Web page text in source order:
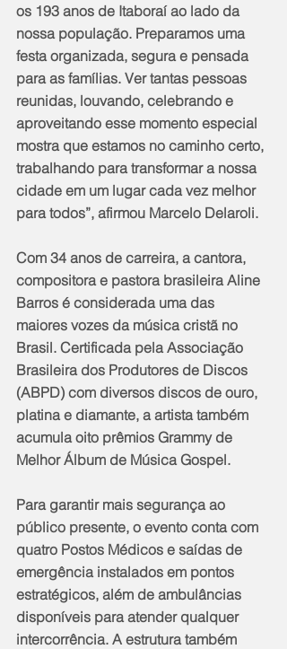
os 193 anos de Itaboraí ao lado da
nossa população. Preparamos uma
festa organizada, segura e pensada
para as famílias. Ver tantas pessoas
reunidas, louvando, celebrando e
aproveitando esse momento especial
mostra que estamos no caminho certo,
trabalhando para transformar a nossa
cidade em um lugar cada vez melhor
para todos”, afirmou Marcelo Delaroli.
Com 34 anos de carreira, a cantora,
compositora e pastora brasileira Aline
Barros é considerada uma das
maiores vozes da música cristã no
Brasil. Certificada pela Associação
Brasileira dos Produtores de Discos
(ABPD) com diversos discos de ouro,
platina e diamante, a artista também
acumula oito prêmios Grammy de
Melhor Álbum de Música Gospel.
Para garantir mais segurança ao
público presente, o evento conta com
quatro Postos Médicos e saídas de
emergência instalados em pontos
estratégicos, além de ambulâncias
disponíveis para atender qualquer
intercorrência. A estrutura também